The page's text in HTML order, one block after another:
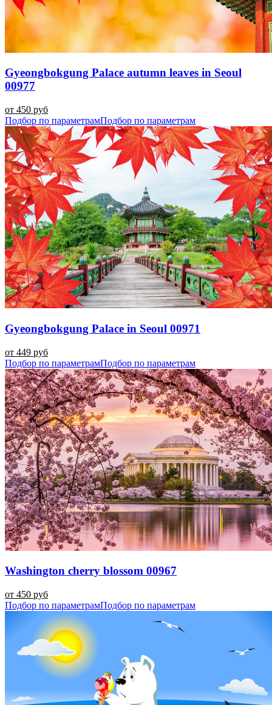
Gyeongbokgung Palace autumn leaves in Seoul
00977
от 450 руб
Подбор по параметрамПодбор по параметрам
Gyeongbokgung Palace in Seoul 00971
от 449 руб
Подбор по параметрамПодбор по параметрам
Washington cherry blossom 00967
от 450 руб
Подбор по параметрамПодбор по параметрам